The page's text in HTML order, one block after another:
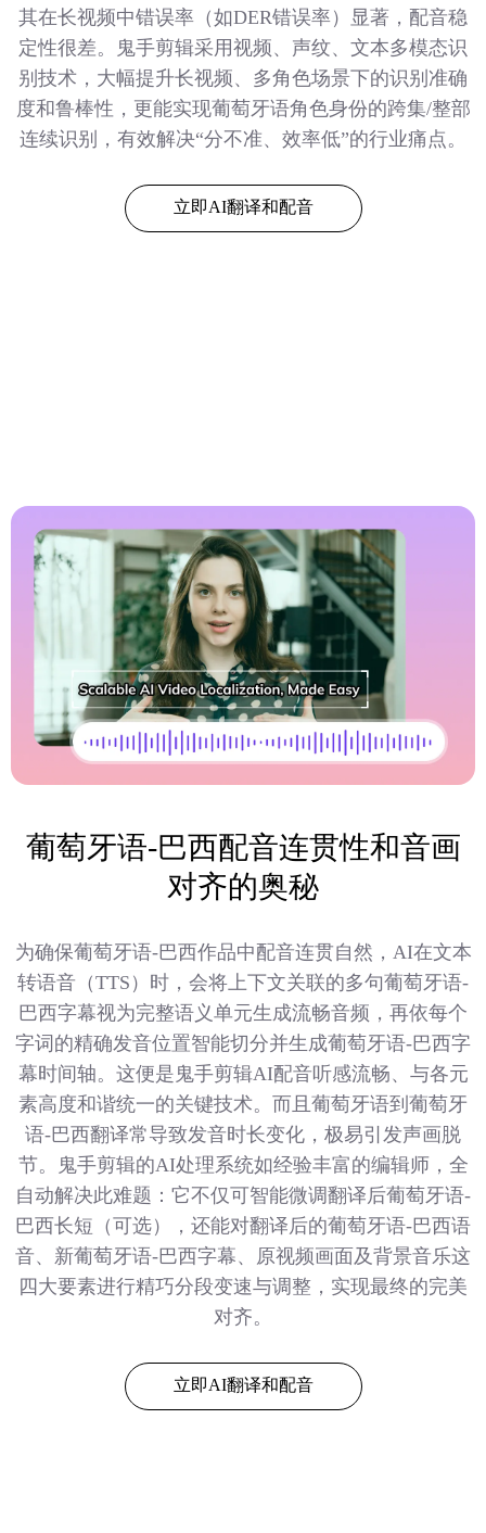
其在长视频中错误率（如DER错误率）显著，配音稳
定性很差。鬼手剪辑采用视频、声纹、文本多模态识
别技术，大幅提升长视频、多角色场景下的识别准确
度和鲁棒性，更能实现葡萄牙语角色身份的跨集/整部
连续识别，有效解决“分不准、效率低”的行业痛点。
立即AI翻译和配音
葡萄牙语-巴西配音连贯性和音画
对齐的奥秘
为确保葡萄牙语-巴西作品中配音连贯自然，AI在文本
转语音（TTS）时，会将上下文关联的多句葡萄牙语-
巴西字幕视为完整语义单元生成流畅音频，再依每个
字词的精确发音位置智能切分并生成葡萄牙语-巴西字
幕时间轴。这便是鬼手剪辑AI配音听感流畅、与各元
素高度和谐统一的关键技术。而且葡萄牙语到葡萄牙
语-巴西翻译常导致发音时长变化，极易引发声画脱
节。鬼手剪辑的AI处理系统如经验丰富的编辑师，全
自动解决此难题：它不仅可智能微调翻译后葡萄牙语-
巴西长短（可选），还能对翻译后的葡萄牙语-巴西语
音、新葡萄牙语-巴西字幕、原视频画面及背景音乐这
四大要素进行精巧分段变速与调整，实现最终的完美
对齐。
立即AI翻译和配音